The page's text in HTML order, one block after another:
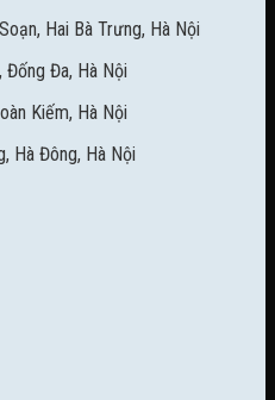
Hai Bà Trưng, Hà Nội
Đống Đa, Hà Nội
Kiếm, Hà Nội
Hà Đông, Hà Nội